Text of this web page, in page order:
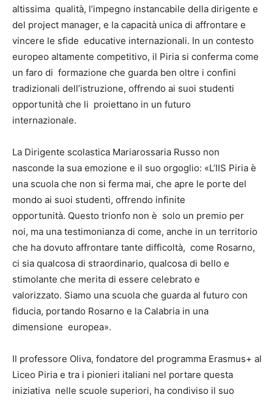
altissima qualità, l’impegno instancabile della dirigente e
del project manager, e la capacità unica di affrontare e
vincere le sfide educative internazionali. In un contesto
europeo altamente competitivo, il Piria si conferma come
un faro di formazione che guarda ben oltre i confini
tradizionali dell’istruzione, offrendo ai suoi studenti
opportunità che li proiettano in un futuro
internazionale.
La Dirigente scolastica Mariarossaria Russo non
nasconde la sua emozione e il suo orgoglio: «L’IIS Piria è
una scuola che non si ferma mai, che apre le porte del
mondo ai suoi studenti, offrendo infinite
opportunità. Questo trionfo non è solo un premio per
noi, ma una testimonianza di come, anche in un territorio
che ha dovuto affrontare tante difficoltà, come Rosarno,
ci sia qualcosa di straordinario, qualcosa di bello e
stimolante che merita di essere celebrato e
valorizzato. Siamo una scuola che guarda al futuro con
fiducia, portando Rosarno e la Calabria in una
dimensione europea».
Il professore Oliva, fondatore del programma Erasmus+ al
Liceo Piria e tra i pionieri italiani nel portare questa
iniziativa nelle scuole superiori, ha condiviso il suo